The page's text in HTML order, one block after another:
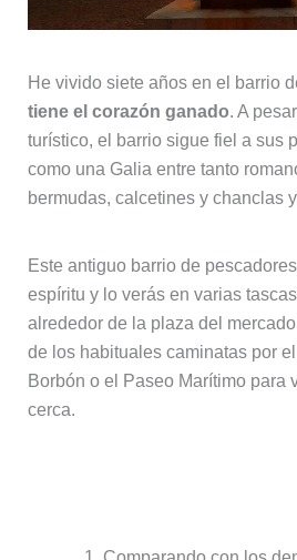
He vivido siete años en el barrio
tiene el corazón ganado. A
turístico, el barrio sigue fiel a sus
como una Galia entre tanto
bermudas, calcetines y chanclas
Este antiguo barrio de
espíritu y lo verás en varias
alrededor de la plaza del
de los habituales caminatas por
Borbón o el Paseo Marítimo para
cerca.